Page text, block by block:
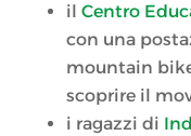
il Centro
con una
mountain
scoprire il
i ragazzi di